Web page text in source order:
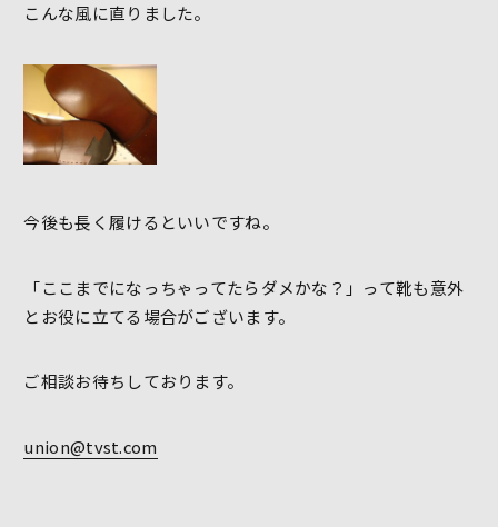
こんな風に直りました。
今後も長く履けるといいですね。
「ここまでになっちゃってたらダメかな？」って靴も意外
とお役に立てる場合がございます。
ご相談お待ちしております。
union@tvst.com